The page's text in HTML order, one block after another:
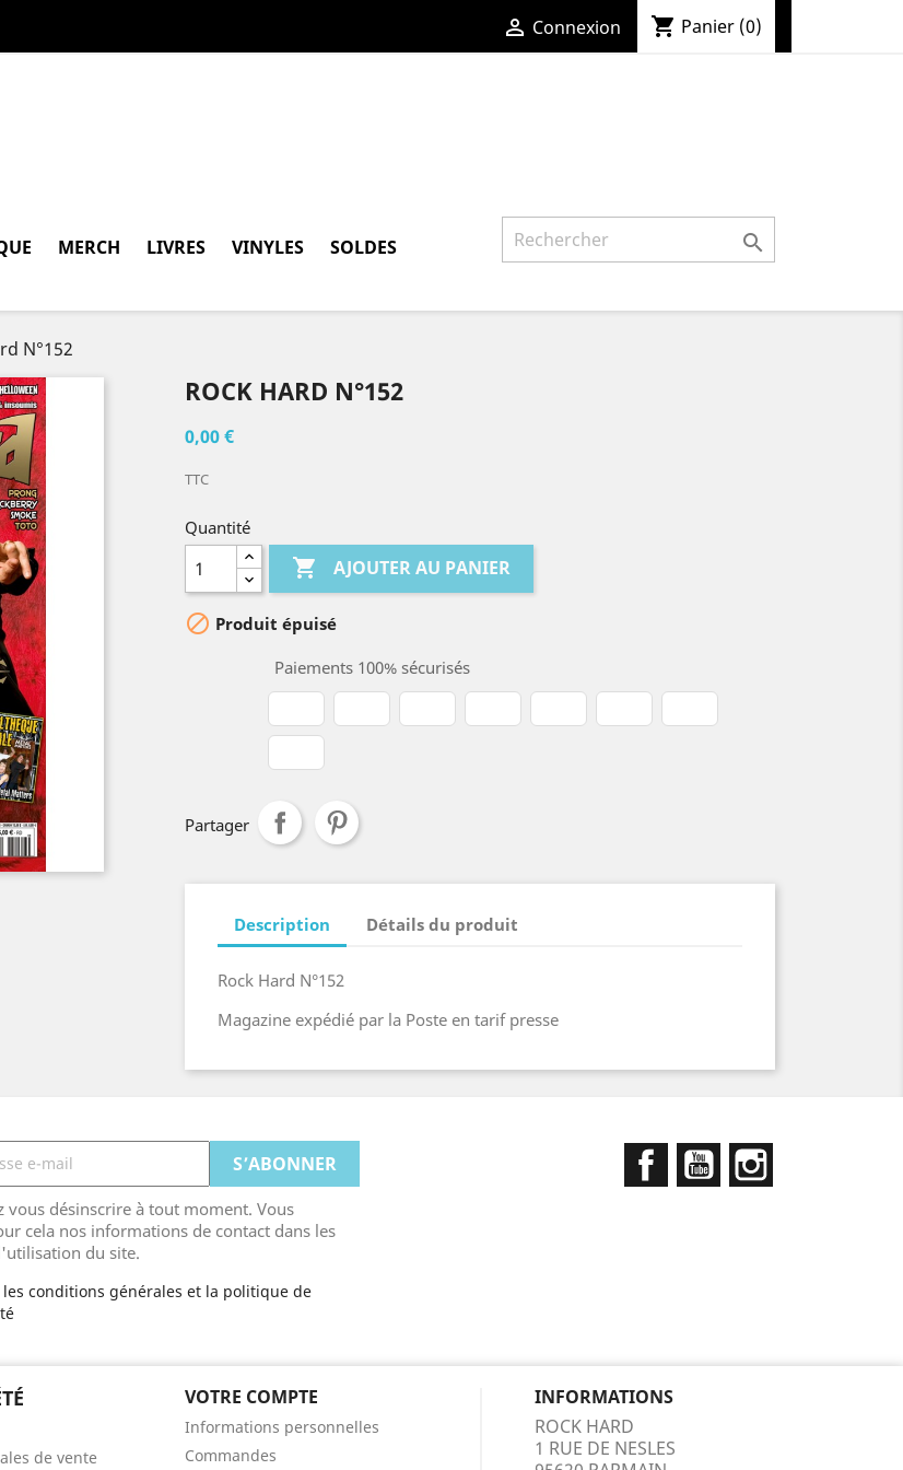
 Connexion shopping_cart Panier (0)
MERCH LIVRES VINYLES SOLDES 
N°152
ROCK HARD N°152
0,00 €
TTC
Quantité
 AJOUTER AU PANIER
 Produit épuisé
Paiements 100% sécurisés
Partager
Description Détails du produit
Rock Hard N°152
Magazine expédié par la Poste en tarif presse
vous désinscrire à tout moment. Vous
cela nos informations de contact dans les
du site.
les conditions générales et la politique de
FacebookYouTube
de vente
VOTRE COMPTE
Informations personnelles
Commandes
INFORMATIONS
ROCK HARD
1 RUE DE NESLES